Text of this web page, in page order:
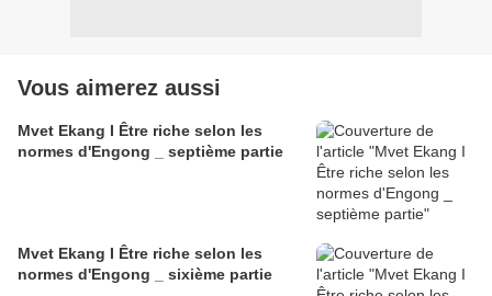
Vous aimerez aussi
Mvet Ekang I Être riche selon les
normes d'Engong _ septième partie
Mvet Ekang I Être riche selon les
normes d'Engong _ sixième partie